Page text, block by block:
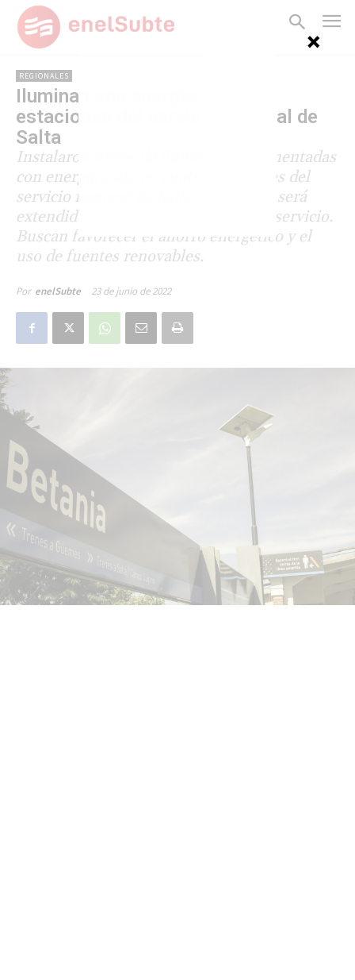
REGIONALES
Iluminan con energía solar las
estaciones del servicio regional de
Salta
Instalaron torres de iluminación alimentadas
con energía solar en cuatro estaciones del
servicio regional de Salta. El sistema será
extendido a otras cuatro paradas del servicio.
Buscan favorecer el ahorro energético y el
uso de fuentes renovables.
Por enelSubte 23 de junio de 2022